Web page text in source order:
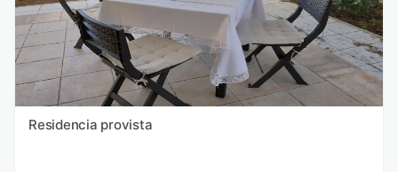
Residencia provista